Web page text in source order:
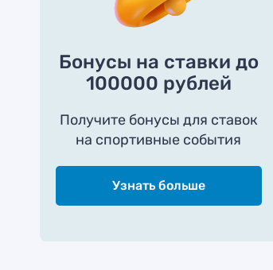
Бонусы на ставки до
100000 рублей
Получите бонусы для ставок
на спортивные события
Узнать больше